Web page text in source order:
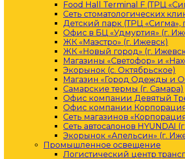
Food Hall Terminal F (ТРЦ
Сеть стоматологических
Детский парк (ТРЦ «Сигма»,
Офис в БЦ «Удмуртия» (г.
ЖК «Маэстро» (г. Ижевск)
ЖК «Новый город» (г.
Магазины «Светофор» и
Экорынок (с. Октябрьское)
Магазин «Город Одежды и
Самарские термы (г. Самара)
Офис компании Девятый
Офис компании
Сеть магазинов
Сеть автосалонов HYUNDAI
Экорынок «Апельсин» (г.
Промышленное освещение
Логистический центр